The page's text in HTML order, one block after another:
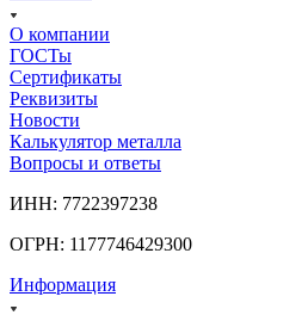
О компании
ГОСТы
Сертификаты
Реквизиты
Новости
Калькулятор металла
Вопросы и ответы
ИНН: 7722397238
ОГРН: 1177746429300
Информация